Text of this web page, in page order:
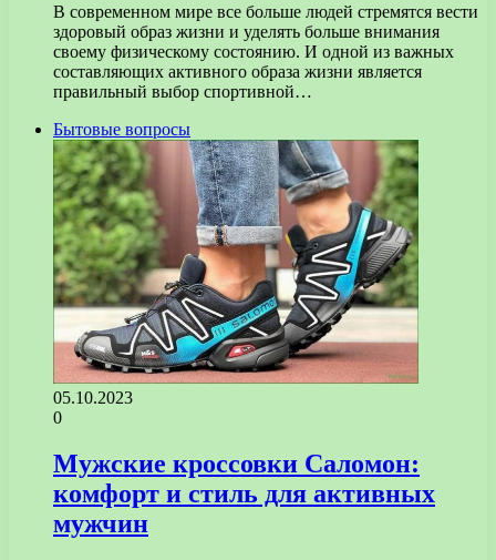
В современном мире все больше людей стремятся вести
здоровый образ жизни и уделять больше внимания
своему физическому состоянию. И одной из важных
составляющих активного образа жизни является
правильный выбор спортивной…
Бытовые вопросы
05.10.2023
0
Мужские кроссовки Саломон:
комфорт и стиль для активных
мужчин